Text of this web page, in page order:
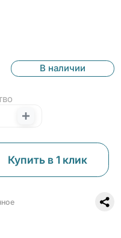
В наличии
Купить в 1 клик